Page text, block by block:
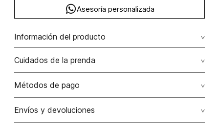
Asesoría personalizada
Información del producto
F39-denim navajo pluma (np) algodón 100% 100.00%
algodón/cotton
Cuidados de la prenda
No remojar. no retorcer / ni exprimir. el acabado rústico de
No usar lejia
Métodos de pago
Tarjetas de crédito: Visa, Dinners, Master Card y American
Envíos y devoluciones